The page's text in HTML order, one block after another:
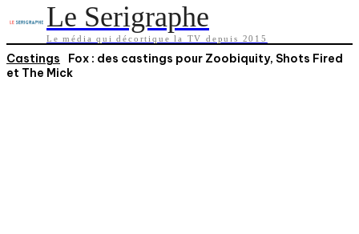
Le Serigraphe
Le média qui décortique la TV depuis 2015
Castings
Fox : des castings pour Zoobiquity, Shots Fired
et The Mick